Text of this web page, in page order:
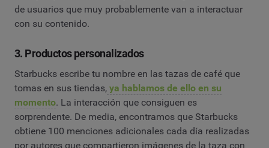
de usuarios que muy probablemente van a interactuar
con su contenido.
3. Productos personalizados
Starbucks escribe tu nombre en las tazas de café que
tomas en sus tiendas, ya hablamos de ello en su
momento. La interacción que consiguen es
sorprendente. De media, encontramos que Starbucks
obtiene 100 menciones adicionales cada día realizadas
por autores que compartieron imágenes de la taza con